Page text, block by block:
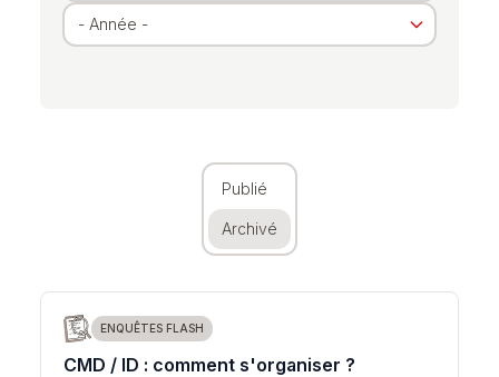
Publié
Archivé
ENQUÊTES FLASH
CMD / ID : comment s'organiser ?